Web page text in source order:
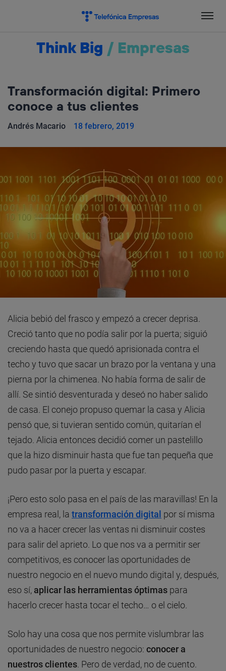
Think Big / Empresas
Transformación digital: Primero
conoce a tus clientes
Andrés Macario 18 febrero, 2019
Alicia bebió del frasco y empezó a crecer deprisa.
Creció tanto que no podía salir por la puerta; siguió
creciendo hasta que quedó aprisionada contra el
techo y tuvo que sacar un brazo por la ventana y una
pierna por la chimenea. No había forma de salir de
allí. Se sintió desventurada y deseó no haber salido
de casa. El conejo propuso quemar la casa y Alicia
pensó que, si tuvieran sentido común, quitarían el
tejado. Alicia entonces decidió comer un pastelillo
que la hizo disminuir hasta que fue tan pequeña que
pudo pasar por la puerta y escapar.
¡Pero esto solo pasa en el país de las maravillas! En la
empresa real, la transformación digital por sí misma
no va a hacer crecer las ventas ni disminuir costes
para salir del aprieto. Lo que nos va a permitir ser
competitivos, es conocer las oportunidades de
nuestro negocio en el nuevo mundo digital y, después,
eso sí, aplicar las herramientas óptimas para
hacerlo crecer hasta tocar el techo… o el cielo.
Solo hay una cosa que nos permite vislumbrar las
oportunidades de nuestro negocio: conocer a
nuestros clientes . Pero de verdad, no de cuento.